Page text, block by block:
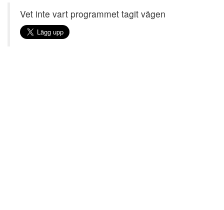
Vet inte vart programmet tagit vägen